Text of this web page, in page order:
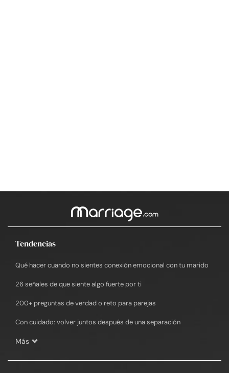
Tendencias
Qué hacer cuando no sientes conexión emocional con tu marido
26 señales de que siente algo fuerte por ti
200+ preguntas de verdad o reto para parejas
Con cuidado: volver juntos después de una separación
Más